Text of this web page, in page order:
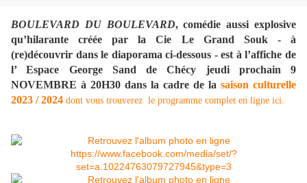
BOULEVARD DU BOULEVARD, comédie aussi explosive
qu’hilarante créée par la Cie Le Grand Souk - à
(re)découvrir dans le diaporama ci-dessous - est à l’affiche de
l’ Espace George Sand de Chécy jeudi prochain 9
NOVEMBRE à 20H30 dans la cadre de la saison culturelle
2023 / 2024 dont vous trouverez le programme complet en ligne ici.